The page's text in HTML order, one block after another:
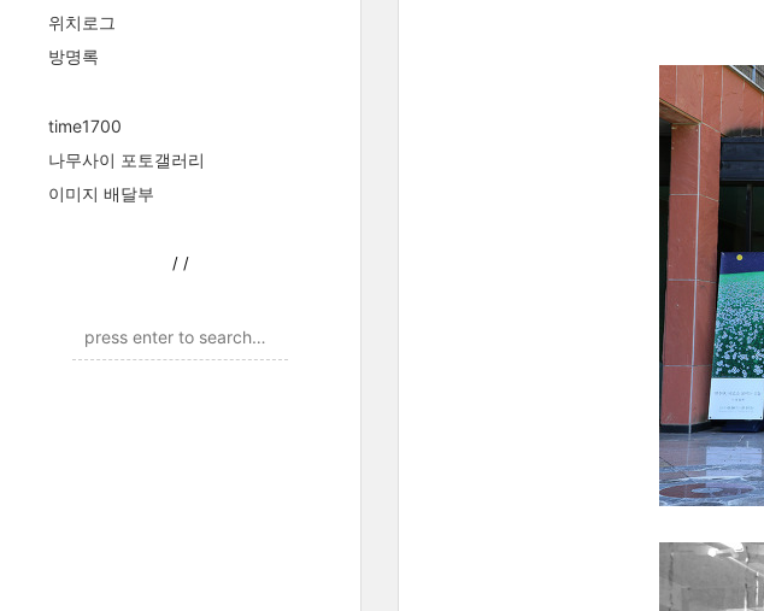
위치로그
방명록
time1700
나무사이 포토갤러리
이미지 배달부
/ /